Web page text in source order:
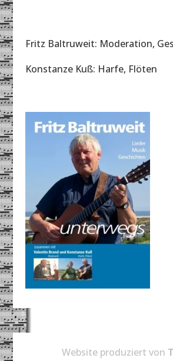
Fritz Baltruweit: Moderation,
Konstanze Kuß: Harfe, Flöten
Website produziert von